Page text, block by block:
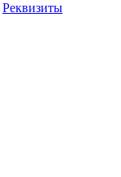
Реквизиты